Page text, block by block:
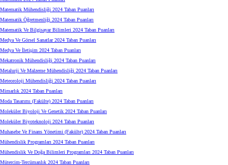
Matematik Mühendisliği 2024 Taban Puanları
Matematik Öğretmenliği 2024 Taban Puanları
Matematik Ve Bilgisayar Bilimleri 2024 Taban Puanları
Medya Ve Görsel Sanatlar 2024 Taban Puanları
Medya Ve İletişim 2024 Taban Puanları
Mekatronik Mühendisliği 2024 Taban Puanları
Metalurji Ve Malzeme Mühendisliği 2024 Taban Puanları
Meteoroloji Mühendisliği 2024 Taban Puanları
Mimarlık 2024 Taban Puanları
Moda Tasarımı (Fakülte) 2024 Taban Puanları
Moleküler Biyoloji Ve Genetik 2024 Taban Puanları
Moleküler Biyoteknoloji 2024 Taban Puanları
Muhasebe Ve Finans Yönetimi (Fakülte) 2024 Taban Puanları
Mühendislik Programları 2024 Taban Puanları
Mühendislik Ve Doğa Bilimleri Programları 2024 Taban Puanları
Mütercim-Tercümanlık 2024 Taban Puanları